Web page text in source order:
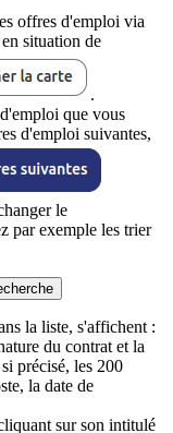
offres d'emploi via
situation de
.
que vous
d'emploi suivantes,
le
par exemple les trier
la liste, s'affichent :
du contrat et la
précisé, les 200
la date de
sur son intitulé